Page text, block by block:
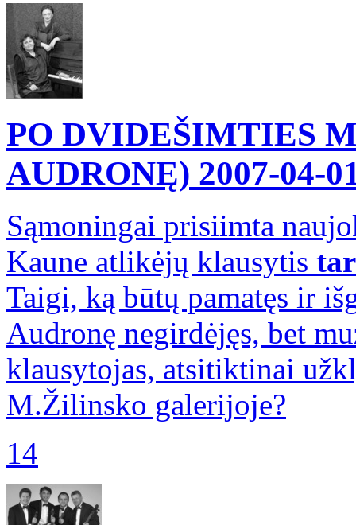
PO DVIDEŠIMTIES
AUDRONĘ) 2007-04-
Sąmoningai prisiimta
Kaune atlikėjų klausytis
Taigi, ką būtų pamatęs ir
Audronę negirdėjęs, bet
klausytojas, atsitiktinai
M.Žilinsko galerijoje?
14